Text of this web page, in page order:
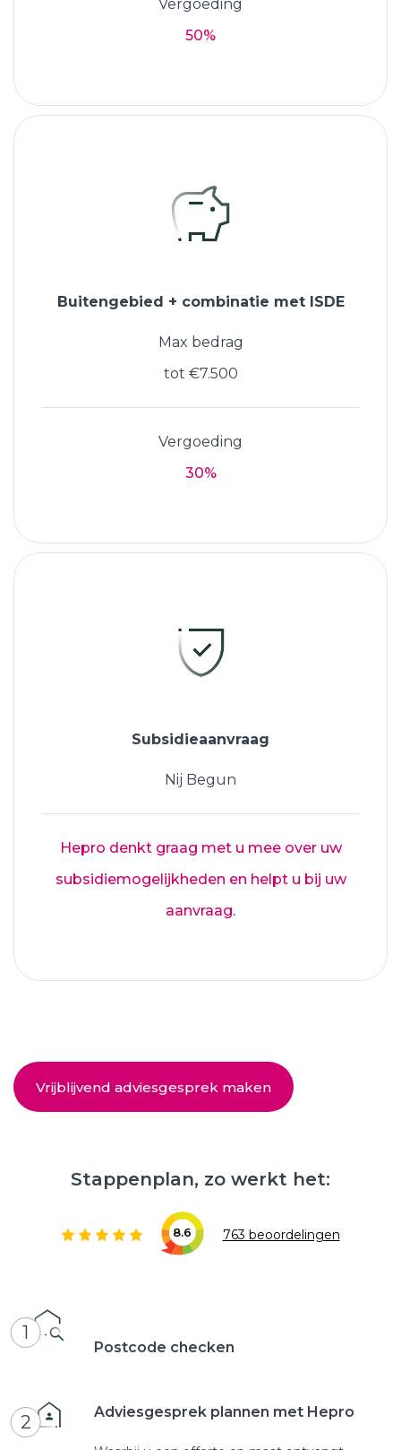
Vergoeding
50%
Buitengebied + combinatie met ISDE
Max bedrag
tot €7.500
Vergoeding
30%
Subsidieaanvraag
Nij Begun
Hepro denkt graag met u mee over uw
subsidiemogelijkheden en helpt u bij uw
aanvraag.
Vrijblijvend adviesgesprek maken
Stappenplan, zo werkt het:
8.6 763 beoordelingen
1
Postcode checken
2 Adviesgesprek plannen met Hepro